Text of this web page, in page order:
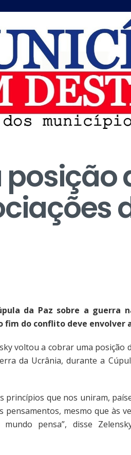
da Paz sobre a guerra
do conflito deve envolver
voltou a cobrar uma posição
da Ucrânia, durante a
princípios que nos uniram,
mesmo que às
pensa”, disse